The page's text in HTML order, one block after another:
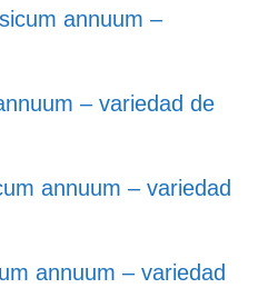
annuum –
– variedad de
annuum – variedad
annuum – variedad